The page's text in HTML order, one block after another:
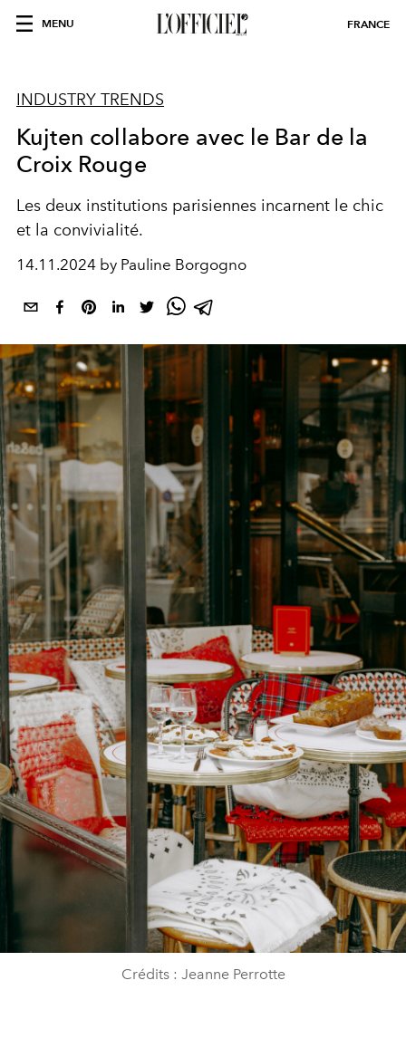
MENU FRANCE
INDUSTRY TRENDS
Kujten collabore avec le Bar de la
Croix Rouge
Les deux institutions parisiennes incarnent le chic
et la convivialité.
14.11.2024 by Pauline Borgogno
Crédits : Jeanne Perrotte